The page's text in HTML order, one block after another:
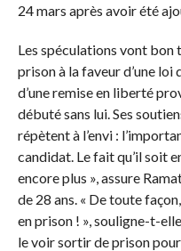
24 mars après avoir été
Les spéculations vont bon
prison à la faveur d’une loi
d’une remise en liberté
débuté sans lui. Ses
répètent à l’envi :
candidat. Le fait qu’il soit
encore plus », assure
de 28 ans. « De toute
en prison ! », souligne-t-
le voir sortir de prison